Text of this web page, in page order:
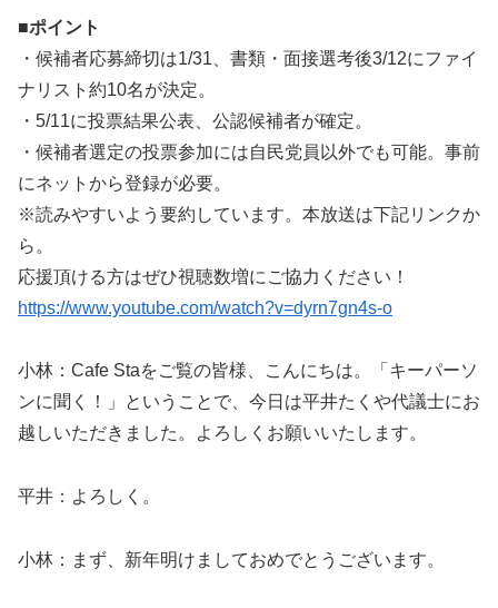
■ポイント
・候補者応募締切は1/31、書類・面接選考後3/12にファイ
ナリスト約10名が決定。
・5/11に投票結果公表、公認候補者が確定。
・候補者選定の投票参加には自民党員以外でも可能。事前
にネットから登録が必要。
※読みやすいよう要約しています。本放送は下記リンクか
ら。
応援頂ける方はぜひ視聴数増にご協力ください！
https://www.youtube.com/watch?v=dyrn7gn4s-o
小林：Cafe Staをご覧の皆様、こんにちは。「キーパーソ
ンに聞く！」ということで、今日は平井たくや代議士にお
越しいただきました。よろしくお願いいたします。
平井：よろしく。
小林：まず、新年明けましておめでとうございます。